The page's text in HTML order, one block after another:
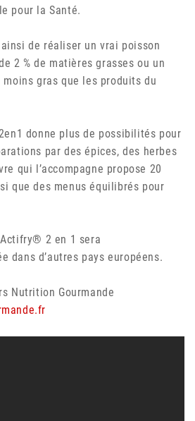
pour la Santé.
de réaliser un vrai poisson
2 % de matières grasses ou un
gras que les produits du
donne plus de possibilités pour
par des épices, des herbes
qui l’accompagne propose 20
que des menus équilibrés pour
2 en 1 sera
dans d’autres pays européens.
Nutrition Gourmande